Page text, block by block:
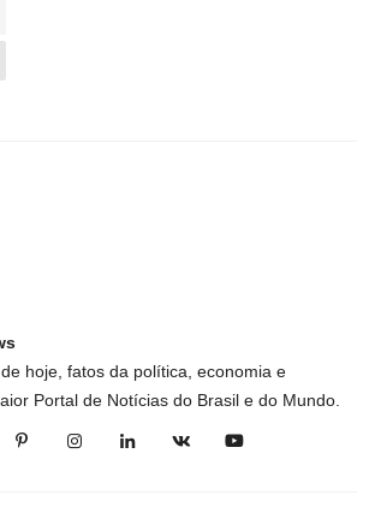
hoje, fatos da política, economia e
Portal de Notícias do Brasil e do Mundo.